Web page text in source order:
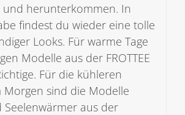
herunterkommen. In
findest du wieder eine tolle
Looks. Für warme Tage
Modelle aus der FROTTEE
Für die kühleren
Morgen sind die Modelle
aus der